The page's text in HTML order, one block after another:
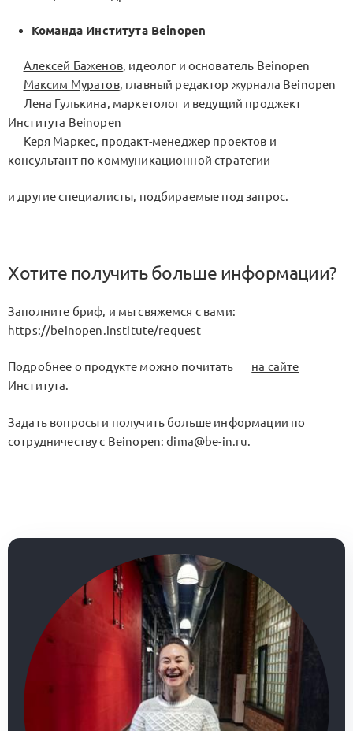
Команда Института Beinopen
Алексей Баженов, идеолог и основатель Beinopen
Максим Муратов, главный редактор журнала Beinopen
Лена Гулькина, маркетолог и ведущий проджект
Института Beinopen
Керя Маркес, продакт-менеджер проектов и
консультант по коммуникационной стратегии
и другие специалисты, подбираемые под запрос.
Хотите получить больше информации?
Заполните бриф, и мы свяжемся с вами:
https://beinopen.institute/request
Подробнее о продукте можно почитать
на сайте
Института.
Задать вопросы и получить больше информации по
сотрудничеству с Beinopen: dima@be-in.ru.